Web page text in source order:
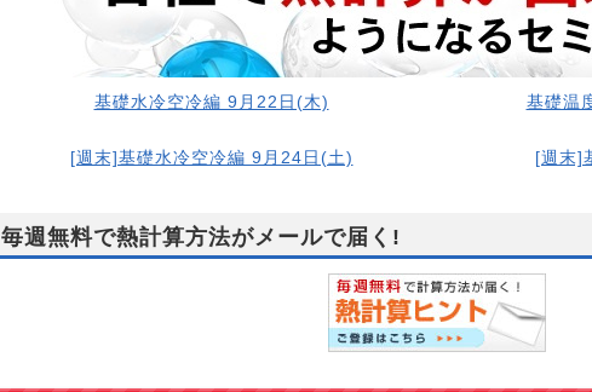
基礎水冷空冷編 9月22日(木) 基礎温
[週末]基礎水冷空冷編 9月24日(土) [週末]
毎週無料で熱計算方法がメールで届く!